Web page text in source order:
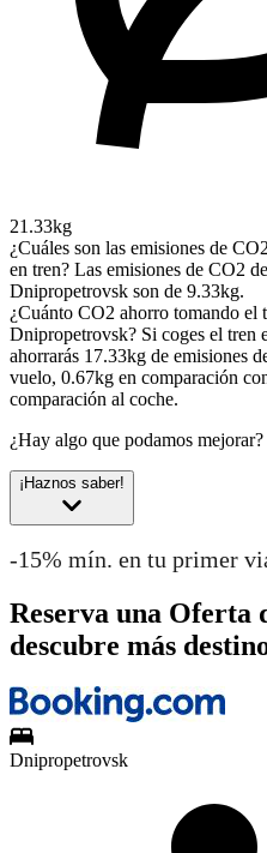
21.33kg
¿Cuáles son las emisiones de
en tren? Las emisiones de CO2
Dnipropetrovsk son de 9.33kg.
¿Cuánto CO2 ahorro tomando
Dnipropetrovsk? Si coges el
ahorrarás 17.33kg de emisiones
vuelo, 0.67kg en comparación
comparación al coche.
¿Hay algo que podamos mejorar?
¡Haznos saber!
-15% mín. en tu primer
Reserva una Oferta
descubre más
Dnipropetrovsk